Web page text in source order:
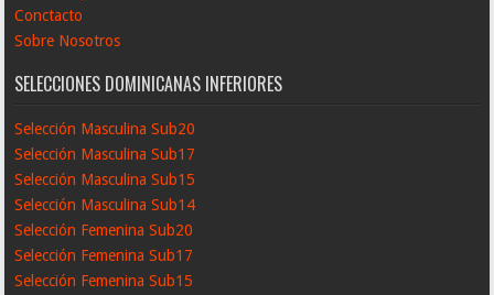
Conctacto
Sobre Nosotros
SELECCIONES DOMINICANAS INFERIORES
Selección Masculina Sub20
Selección Masculina Sub17
Selección Masculina Sub15
Selección Masculina Sub14
Selección Femenina Sub20
Selección Femenina Sub17
Selección Femenina Sub15